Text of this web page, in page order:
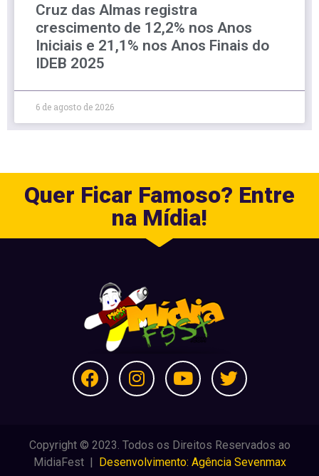
Cruz das Almas registra
crescimento de 12,2% nos Anos
Iniciais e 21,1% nos Anos Finais do
IDEB 2025
6 de agosto de 2026
Quer Ficar Famoso? Entre
na Mídia!
Copyright © 2023. Todos os Direitos Reservados ao
MidiaFest | Desenvolvimento: Agência Sevenmax